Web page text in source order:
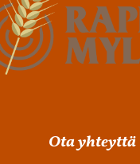
Ota yhteyttä